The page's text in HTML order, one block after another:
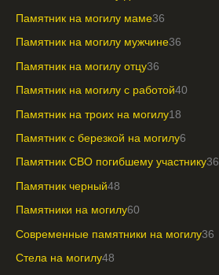
Памятник на могилу маме36
Памятник на могилу мужчине36
Памятник на могилу отцу36
Памятник на могилу с работой40
Памятник на троих на могилу18
Памятник с березкой на могилу6
Памятник СВО погибшему участнику36
Памятник черный48
Памятники на могилу60
Современные памятники на могилу36
Стела на могилу48